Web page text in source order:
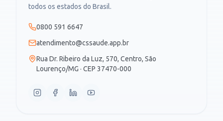
todos os estados do Brasil.
0800 591 6647
atendimento@cssaude.app.br
Rua Dr. Ribeiro da Luz, 570, Centro, São
Lourenço/MG · CEP 37470-000